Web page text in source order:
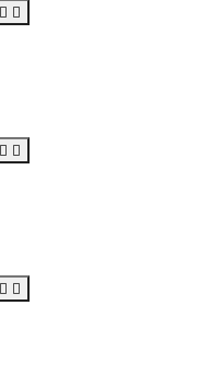
 
 
 